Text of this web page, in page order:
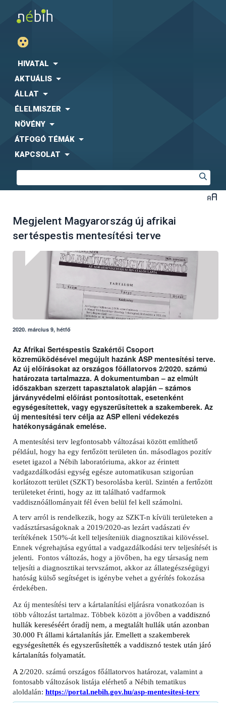
HIVATAL
AKTUÁLIS
ÁLLAT
ÉLELMISZER
NÖVÉNY
ÁTFOGÓ TÉMÁK
KAPCSOLAT
Megjelent Magyarország új afrikai
sertéspestis mentesítési terve
2020. március 9, hétfő
Az Afrikai Sertéspestis Szakértői Csoport
közreműködésével megújult hazánk ASP mentesítési terve.
Az új előírásokat az országos főállatorvos 2/2020. számú
határozata tartalmazza. A dokumentumban – az elmúlt
időszakban szerzett tapasztalatok alapján – számos
járványvédelmi előírást pontosítottak, esetenként
egységesítettek, vagy egyszerűsítettek a szakemberek. Az
új mentesítési terv célja az ASP elleni védekezés
hatékonyságának emelése.
A mentesítési terv legfontosabb változásai között említhető
például, hogy ha egy fertőzött területen ún. másodlagos pozitív
esetet igazol a Nébih laboratóriuma, akkor az érintett
vadgazdálkodási egység egésze automatikusan szigorúan
korlátozott terület (SZKT) besorolásba kerül. Szintén a fertőzött
területeket érinti, hogy az itt található vadfarmok
vaddisznóállományait fél éven belül fel kell számolni.
A terv arról is rendelkezik, hogy az SZKT-n kívüli területeken a
vadásztársaságoknak a 2019/2020-as lezárt vadászati év
terítékének 150%-át kell teljesíteniük diagnosztikai kilövéssel.
Ennek végrehajtása egyúttal a vadgazdálkodási terv teljesítését is
jelenti. Fontos változás, hogy a jövőben, ha egy társaság nem
teljesíti a diagnosztikai tervszámot, akkor az állategészségügyi
hatóság külső segítséget is igénybe vehet a gyérítés fokozása
érdekében.
Az új mentesítési terv a kártalanítási eljárásra vonatkozóan is
több változást tartalmaz. Többek között a jövőben a vaddisznó
hullák kereséséért óradíj nem, a megtalált hullák után azonban
30.000 Ft állami kártalanítás jár. Emellett a szakemberek
egységesítették és egyszerűsítették a vaddisznó testek után járó
kártalanítás folyamatát.
A 2/2020. számú országos főállatorvos határozat, valamint a
fontosabb változások listája elérhető a Nébih tematikus
aloldalán: https://portal.nebih.gov.hu/asp-mentesitesi-terv